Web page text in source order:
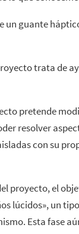
un guante
trata de
pretende
resolver
con su
proyecto, el
lúcidos», un
Esta fase